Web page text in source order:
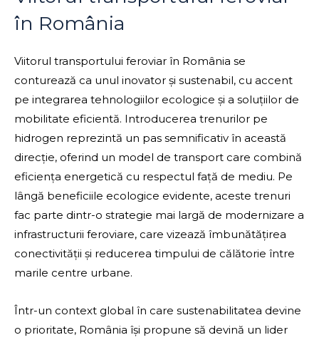
în România
Viitorul transportului feroviar în România se
conturează ca unul inovator și sustenabil, cu accent
pe integrarea tehnologiilor ecologice și a soluțiilor de
mobilitate eficientă. Introducerea trenurilor pe
hidrogen reprezintă un pas semnificativ în această
direcție, oferind un model de transport care combină
eficiența energetică cu respectul față de mediu. Pe
lângă beneficiile ecologice evidente, aceste trenuri
fac parte dintr-o strategie mai largă de modernizare a
infrastructurii feroviare, care vizează îmbunătățirea
conectivității și reducerea timpului de călătorie între
marile centre urbane.
Într-un context global în care sustenabilitatea devine
o prioritate, România își propune să devină un lider